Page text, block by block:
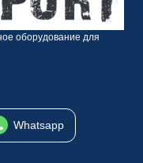
оборудование для
Whatsapp